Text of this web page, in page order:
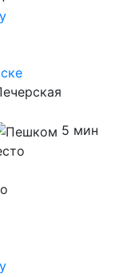
5 мин